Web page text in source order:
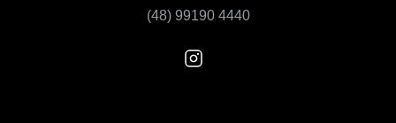
(48) 99190 4440